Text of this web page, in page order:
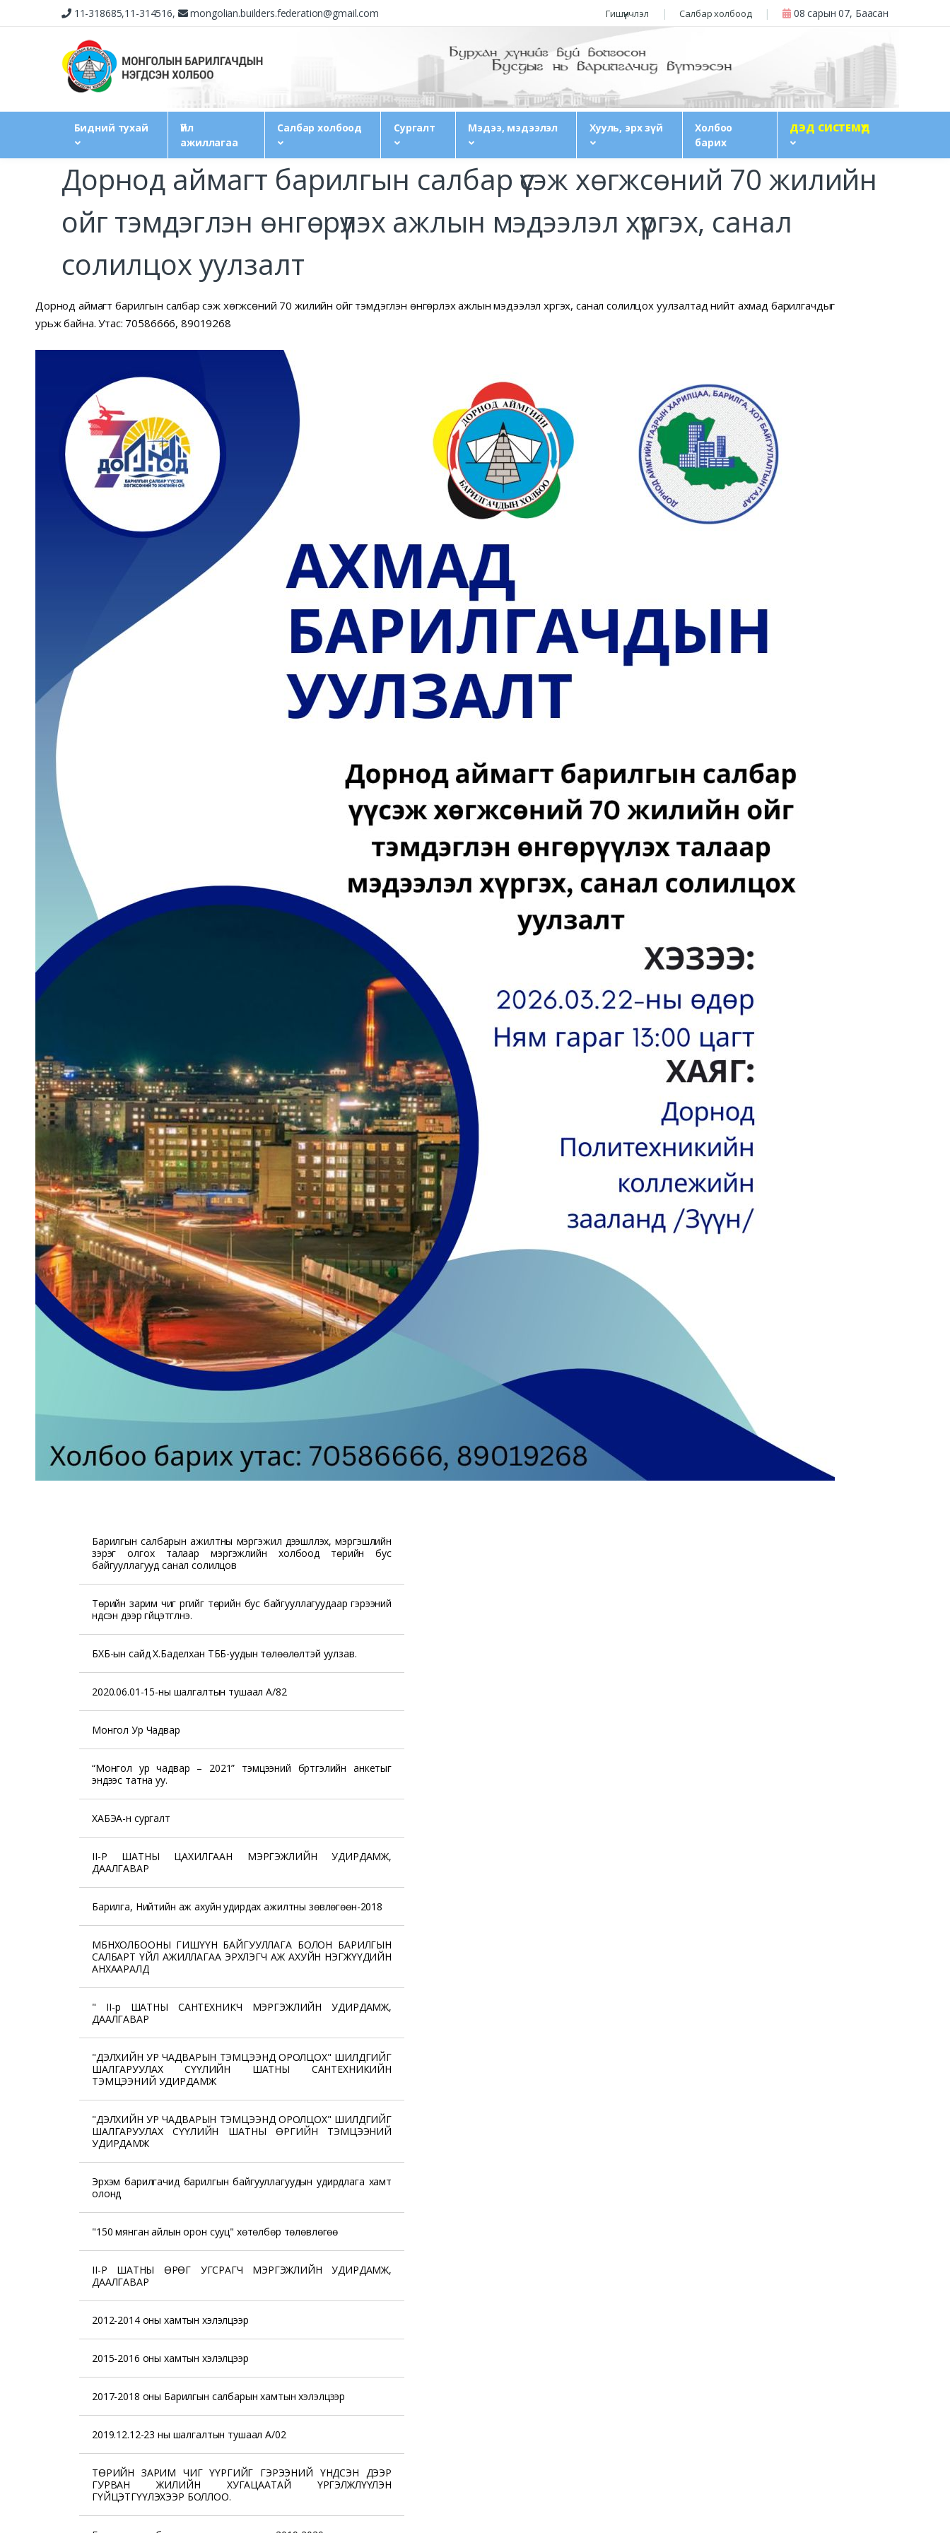
11-318685,11-314516, mongolian.builders.federation@gmail.com Гишүүнчлэл Салбар холбоод 08 сарын 07, Баасан
Бидний тухай
Үйл
ажиллагаа
Салбар холбоод Сургалт Мэдээ, мэдээлэл Хууль, эрх зүй
Холбоо
барих
ДЭД СИСТЕМҮҮД
Дорнод аймагт барилгын салбар үүсэж хөгжсөний 70 жилийн
ойг тэмдэглэн өнгөрүүлэх ажлын мэдээлэл хүргэх, санал
солилцох уулзалт
Дорнод аймагт барилгын салбар үүсэж хөгжсөний 70 жилийн ойг тэмдэглэн өнгөрүүлэх ажлын мэдээлэл хүргэх, санал солилцох уулзалтад нийт ахмад барилгачдыг
урьж байна. Утас: 70586666, 89019268
Барилгын салбарын ажилтны мэргэжил дээшлүүлэх, мэргэшлийн
зэрэг олгох талаар мэргэжлийн холбоод төрийн бус
байгууллагууд санал солилцов
Төрийн зарим чиг үүргийг төрийн бус байгууллагуудаар гэрээний
үндсэн дээр гүйцэтгүүлнэ.
БХБ-ын сайд Х.Баделхан ТББ-уудын төлөөлөлтэй уулзав.
2020.06.01-15-ны шалгалтын тушаал А/82
Монгол Ур Чадвар
“Монгол ур чадвар – 2021” тэмцээний бүртгэлийн анкетыг
эндээс татна уу.
ХАБЭА-н сургалт
II-Р ШАТНЫ ЦАХИЛГААН МЭРГЭЖЛИЙН УДИРДАМЖ,
ДААЛГАВАР
Барилга, Нийтийн аж ахуйн удирдах ажилтны зөвлөгөөн-2018
МБНХОЛБООНЫ ГИШҮҮН БАЙГУУЛЛАГА БОЛОН БАРИЛГЫН
САЛБАРТ ҮЙЛ АЖИЛЛАГАА ЭРХЛЭГЧ АЖ АХУЙН НЭГЖҮҮДИЙН
АНХААРАЛД
" II-р ШАТНЫ САНТЕХНИКЧ МЭРГЭЖЛИЙН УДИРДАМЖ,
ДААЛГАВАР
"ДЭЛХИЙН УР ЧАДВАРЫН ТЭМЦЭЭНД ОРОЛЦОХ" ШИЛДГИЙГ
ШАЛГАРУУЛАХ СҮҮЛИЙН ШАТНЫ САНТЕХНИКИЙН
ТЭМЦЭЭНИЙ УДИРДАМЖ
"ДЭЛХИЙН УР ЧАДВАРЫН ТЭМЦЭЭНД ОРОЛЦОХ" ШИЛДГИЙГ
ШАЛГАРУУЛАХ СҮҮЛИЙН ШАТНЫ ӨРГИЙН ТЭМЦЭЭНИЙ
УДИРДАМЖ
Эрхэм барилгачид барилгын байгууллагуудын удирдлага хамт
олонд
"150 мянган айлын орон сууц" хөтөлбөр төлөвлөгөө
II-Р ШАТНЫ ӨРӨГ УГСРАГЧ МЭРГЭЖЛИЙН УДИРДАМЖ,
ДААЛГАВАР
2012-2014 оны хамтын хэлэлцээр
2015-2016 оны хамтын хэлэлцээр
2017-2018 оны Барилгын салбарын хамтын хэлэлцээр
2019.12.12-23 ны шалгалтын тушаал А/02
ТӨРИЙН ЗАРИМ ЧИГ ҮҮРГИЙГ ГЭРЭЭНИЙ ҮНДСЭН ДЭЭР
ГУРВАН ЖИЛИЙН ХУГАЦААТАЙ ҮРГЭЛЖЛҮҮЛЭН
ГҮЙЦЭТГҮҮЛЭХЭЭР БОЛЛОО.